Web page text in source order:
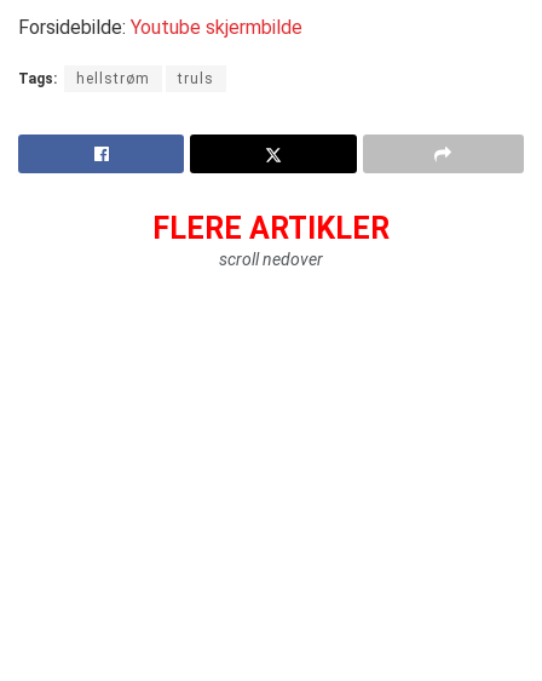
Forsidebilde: Youtube skjermbilde
Tags: hellstrøm truls
FLERE ARTIKLER
scroll nedover